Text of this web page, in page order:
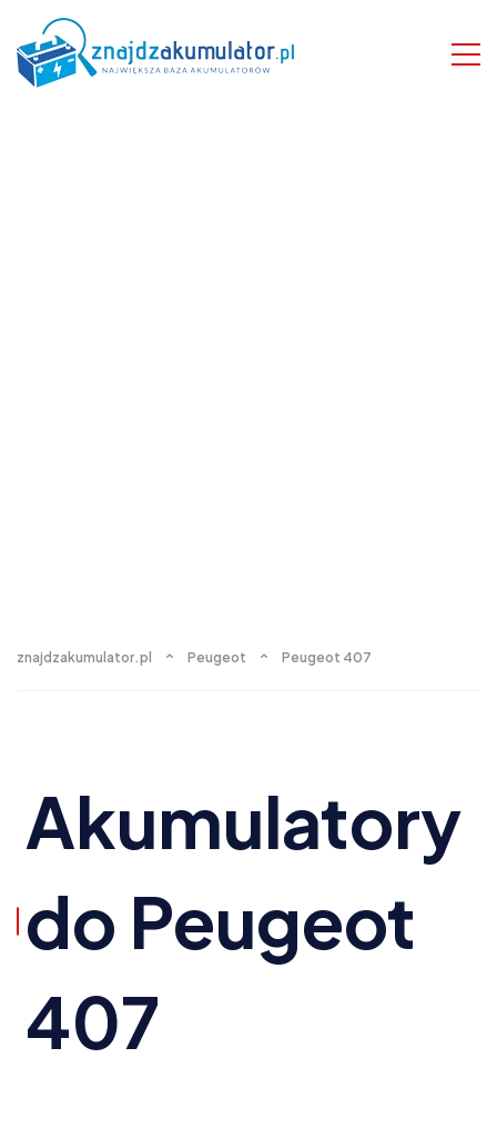
znajdzakumulator.pl Peugeot Peugeot 407
Akumulatory
do Peugeot
407